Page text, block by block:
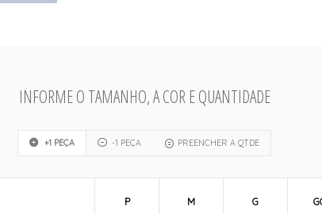
INFORME O TAMANHO, A COR E QUANTIDADE
+1 PEÇA -1 PEÇA PREENCHER A QTDE
P M G